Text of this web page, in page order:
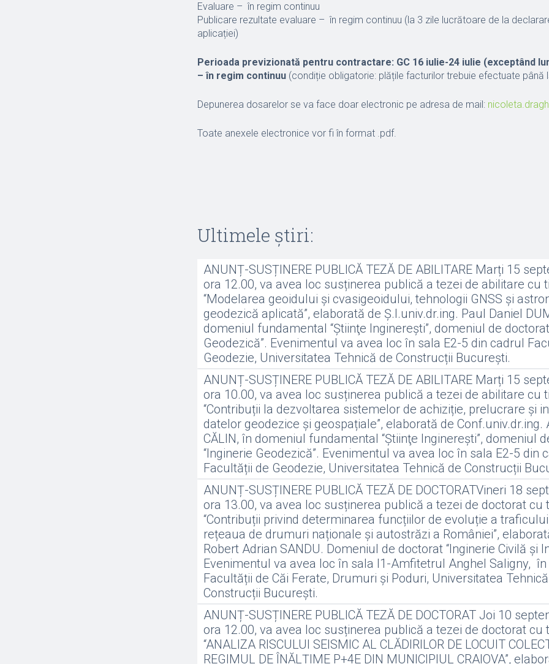
Evaluare – în regim continuu
Publicare rezultate evaluare – în regim continuu (la 3 zile lucrătoare de la
aplicației)
Perioada previzionată pentru contractare: GC 16 iulie-24 iulie (exceptând
– în regim continuu (condiție obligatorie: plățile facturilor trebuie efectuate până
Depunerea dosarelor se va face doar electronic pe adresa de mail:
Toate anexele electronice vor fi în format .pdf.
Ultimele știri:
ANUNȚ-SUSȚINERE PUBLICĂ TEZĂ DE ABILITARE Marți 15
ora 12.00, va avea loc susținerea publică a tezei de abilitare cu
“Modelarea geoidului și cvasigeoidului, tehnologii GNSS și
geodezică aplicată”, elaborată de Ș.l.univ.dr.ing. Paul Daniel
domeniul fundamental “Ştiinţe Inginereşti”, domeniul de
Geodezică”. Evenimentul va avea loc în sala E2-5 din cadrul
Geodezie, Universitatea Tehnică de Construcții București.
ANUNȚ-SUSȚINERE PUBLICĂ TEZĂ DE ABILITARE Marți 15
ora 10.00, va avea loc susținerea publică a tezei de abilitare cu
“Contribuții la dezvoltarea sistemelor de achiziție, prelucrare și
datelor geodezice și geospațiale”, elaborată de Conf.univ.dr.ing.
CĂLIN, în domeniul fundamental “Ştiinţe Inginereşti”, domeniul
“Inginerie Geodezică”. Evenimentul va avea loc în sala E2-5 din
Facultății de Geodezie, Universitatea Tehnică de Construcții
ANUNȚ-SUSȚINERE PUBLICĂ TEZĂ DE DOCTORATVineri 18
ora 13.00, va avea loc susținerea publică a tezei de doctorat cu
“Contribuții privind determinarea funcțiilor de evoluție a
rețeaua de drumuri naționale și autostrăzi a României”,
Robert Adrian SANDU. Domeniul de doctorat “Inginerie Civilă și
Evenimentul va avea loc în sala I1-Amfitetrul Anghel Saligny,
Facultății de Căi Ferate, Drumuri și Poduri, Universitatea
Construcții București.
ANUNȚ-SUSȚINERE PUBLICĂ TEZĂ DE DOCTORAT Joi 10
ora 12.00, va avea loc susținerea publică a tezei de doctorat cu
“ANALIZA RISCULUI SEISMIC AL CLĂDIRILOR DE LOCUIT
REGIMUL DE ÎNĂLȚIME P+4E DIN MUNICIPIUL CRAIOVA”,